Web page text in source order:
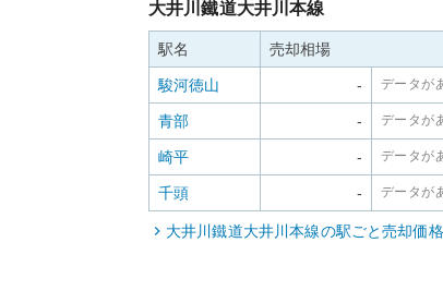
大井川鐵道大井川本線
駅名 売却相場
駿河徳山 - データが
青部 - データが
崎平 - データが
千頭 - データが
大井川鐵道大井川本線の駅ごと売却価